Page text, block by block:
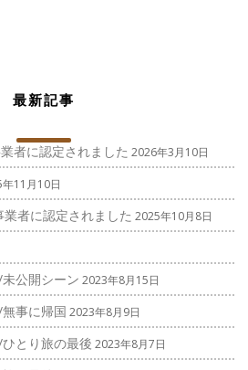
最新記事
者に認定されました 2026年3月10日
11月10日
者に認定されました 2025年10月8日
公開シーン 2023年8月15日
事に帰国 2023年8月9日
とり旅の最後 2023年8月7日